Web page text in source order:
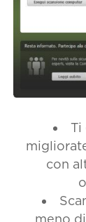
Ti
con
meno